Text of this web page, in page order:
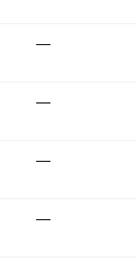
—
—
—
—